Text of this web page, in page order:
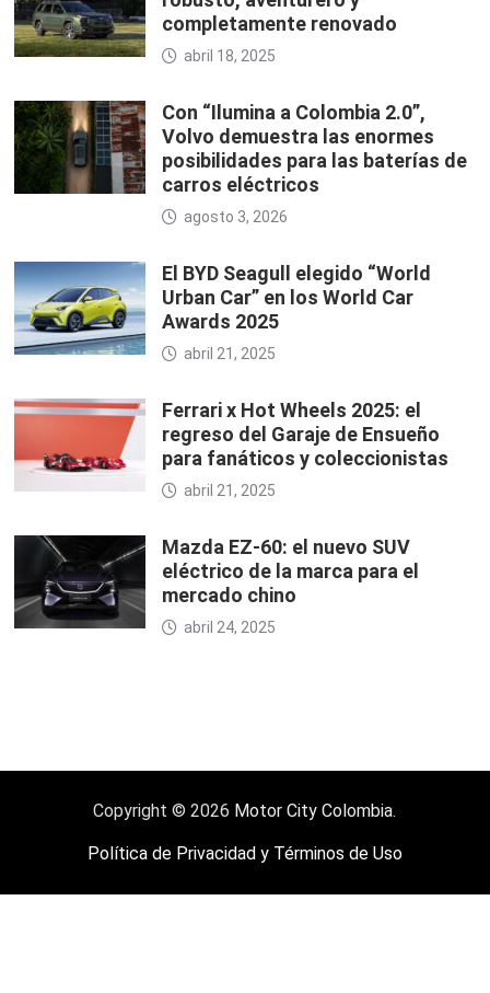
completamente renovado
abril 18, 2025
Con “Ilumina a Colombia 2.0”,
Volvo demuestra las enormes
posibilidades para las baterías de
carros eléctricos
agosto 3, 2026
El BYD Seagull elegido “World
Urban Car” en los World Car
Awards 2025
abril 21, 2025
Ferrari x Hot Wheels 2025: el
regreso del Garaje de Ensueño
para fanáticos y coleccionistas
abril 21, 2025
Mazda EZ-60: el nuevo SUV
eléctrico de la marca para el
mercado chino
abril 24, 2025
Copyright © 2026 Motor City Colombia.
Política de Privacidad y Términos de Uso